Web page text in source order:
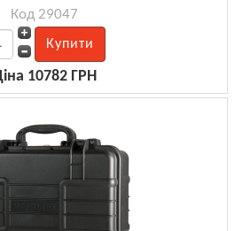
Код 29047
10782 ГРН